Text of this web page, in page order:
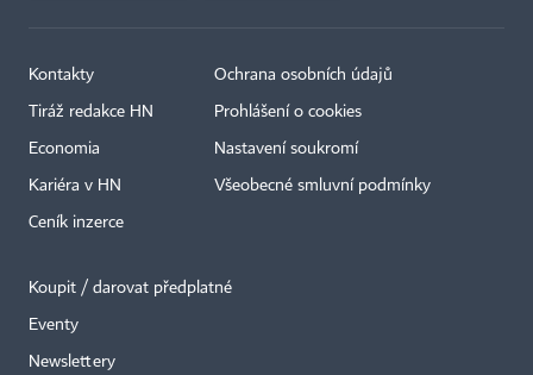
Kontakty
Tiráž redakce HN
Economia
Kariéra v HN
Ceník inzerce
Ochrana osobních údajů
Prohlášení o cookies
Nastavení soukromí
Všeobecné smluvní podmínky
Koupit / darovat předplatné
Eventy
Newslettery